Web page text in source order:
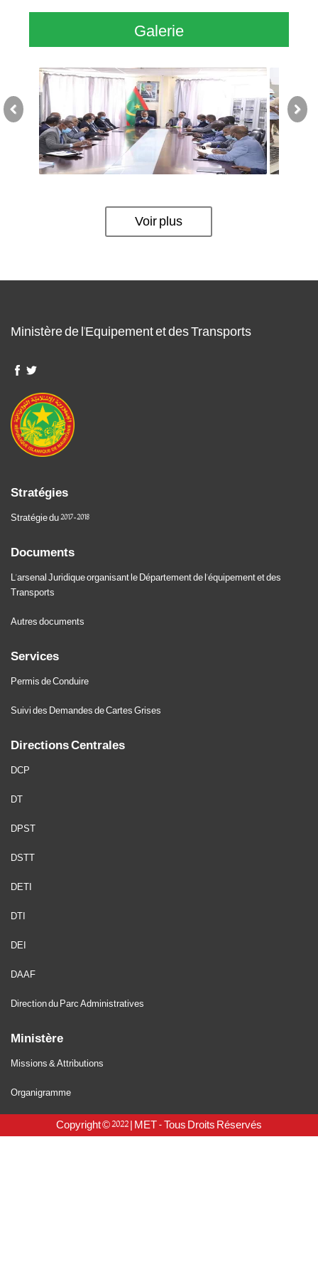
Galerie
Voir plus
Ministère de l'Equipement et des Transports
Stratégies
Stratégie du 2017-2018
Documents
L'arsenal Juridique organisant le Département de l'équipement et des
Transports
Autres documents
Services
Permis de Conduire
Suivi des Demandes de Cartes Grises
Directions Centrales
DCP
DT
DPST
DSTT
DETI
DTI
DEI
DAAF
Direction du Parc Administratives
Ministère
Missions & Attributions
Organigramme
Copyright © 2022 | MET - Tous Droits Réservés